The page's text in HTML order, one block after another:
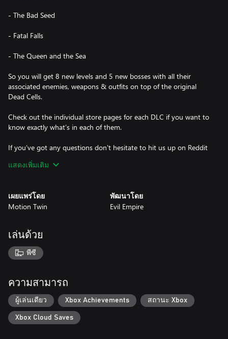
- The Bad Seed
- Fatal Falls
- The Queen and the Sea
So you will get 8 new levels and 5 new bosses with all their
associated enemies, weapons & outfits on top of the original
Dead Cells.
Check out the individual store pages for each DLC if you want to
know exactly what’s in each of them.
If you’ve got any questions don't hesitate to hit us up on Reddit
แสดงเพิ่มเติม
เผยแพร่โดย
Motion Twin
พัฒนาโดย
Evil Empire
เล่นด้วย
พีซี
ความสามารถ
ผู้เล่นเดียว Xbox Achievements สถานะ Xbox
Xbox Cloud Saves